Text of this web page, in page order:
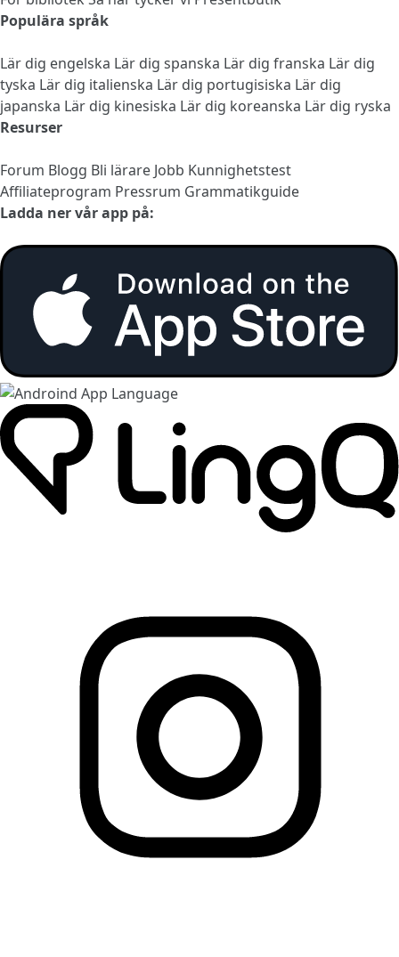
Populära språk
Lär dig engelska Lär dig spanska Lär dig franska Lär dig
tyska Lär dig italienska Lär dig portugisiska Lär dig
japanska Lär dig kinesiska Lär dig koreanska Lär dig ryska
Resurser
Forum Blogg Bli lärare Jobb Kunnighetstest
Affiliateprogram Pressrum Grammatikguide
Ladda ner vår app på: